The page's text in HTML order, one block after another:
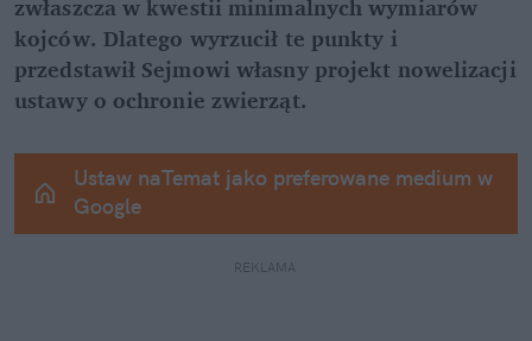
zwłaszcza w kwestii minimalnych wymiarów
kojców. Dlatego wyrzucił te punkty i
przedstawił Sejmowi własny projekt nowelizacji
ustawy o ochronie zwierząt.
Ustaw naTemat jako preferowane medium w
Google
REKLAMA